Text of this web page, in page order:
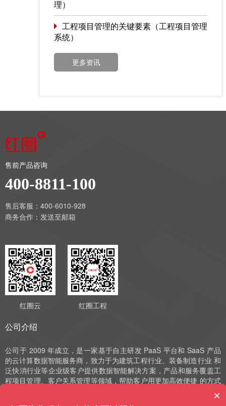
理）
工程项目管理的关键要素（工程项目管理
系统）
更多资讯
售前产品咨询
400-8811-100
售后客服：400-6010-928
商务合作： 发送至邮箱
红圈云 红圈工程
公司介绍
公司于 2009 年成立，是一家基于自主研发 PaaS 平台和 SaaS 产品
的云计算数据智能服务商，致力于为建筑工程行业、装备制造行业 和
泛快消行业等企业级客户提供数据智能解决方案，产品和服务覆盖工
程项目管理、客户关系管理等领域，帮助客户用更加高效便捷 的方式
实现数字化运营、管理和决策。公司深耕 SaaS 领域十余年，始终以
自主研发作为发展的驱动力，并获评国家高新技术企业、中 关村高新
×